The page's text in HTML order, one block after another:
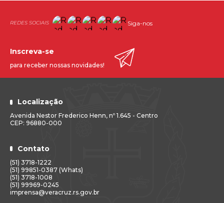
Siga-nos
Localização
Avenida Nestor Frederico Henn, nº 1.645 - Centro
CEP: 96880-000
Contato
(51) 3718-1222
(51) 99851-0387 (Whats)
(51) 3718-1008
(51) 99969-0245
imprensa@veracruz.rs.gov.br
Inscreva-se
para receber nossas novidades!